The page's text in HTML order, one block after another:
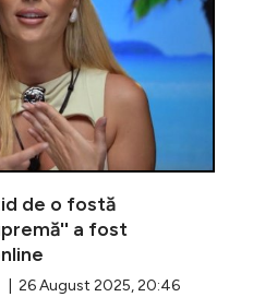
de o fostă
a fost
| 26 August 2025, 20:46